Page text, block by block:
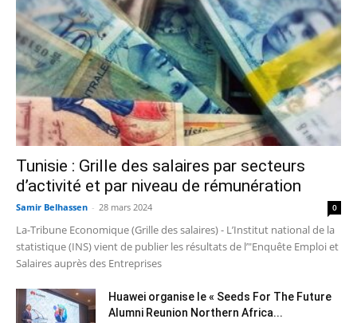
Tunisie : Grille des salaires par secteurs
d’activité et par niveau de rémunération
Samir Belhassen - 28 mars 2024 0
La-Tribune Economique (Grille des salaires) - L’Institut national de la
statistique (INS) vient de publier les résultats de l’"Enquête Emploi et
Salaires auprès des Entreprises
Huawei organise le « Seeds For The Future
Alumni Reunion Northern Africa...